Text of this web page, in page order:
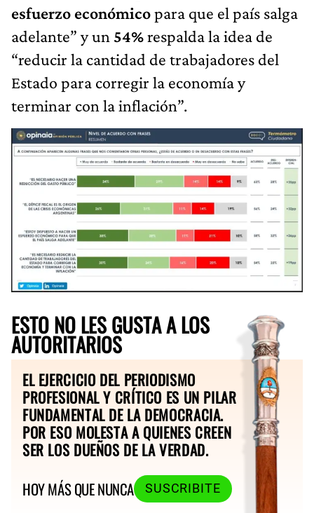
esfuerzo económicopara que el país salga
adelante” y un 54%respalda la idea de
“reducir la cantidad de trabajadores del
Estado para corregir la economía y
terminar con la inflación”.
ESTO NO LES GUSTA A LOS
AUTORITARIOS
EL EJERCICIO DEL PERIODISMO
PROFESIONAL Y CRÍTICO ES UN PILAR
FUNDAMENTAL DE LA DEMOCRACIA.
POR ESO MOLESTA A QUIENES CREEN
SER LOS DUEÑOS DE LA VERDAD.
HOY MÁS QUE NUNCA
SUSCRIBITE